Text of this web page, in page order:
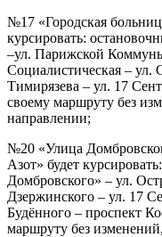
№17 «Городская
курсировать:
–ул. Парижской
Социалистическая – ул.
Тимирязева – ул. 17
своему маршруту без
направлении;
№20 «Улица
Азот» будет
Домбровского» – ул.
Дзержинского – ул. 17
Будённого – проспект
маршруту без